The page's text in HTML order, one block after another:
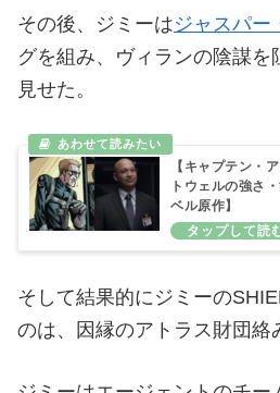
その後、ジミーはジャスパー
グを組み、ヴィランの陰謀を
見せた。
【キャプテン・
トウェルの強さ
ベル原作】
そして結果的にジミーの
のは、因縁のアトラス財団絡